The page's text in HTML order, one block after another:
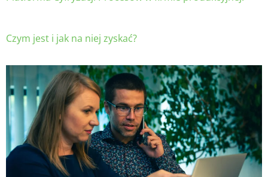
Czym jest i jak na niej zyskać?